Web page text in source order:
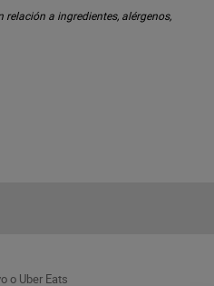
a ingredientes, alérgenos,
o Uber Eats